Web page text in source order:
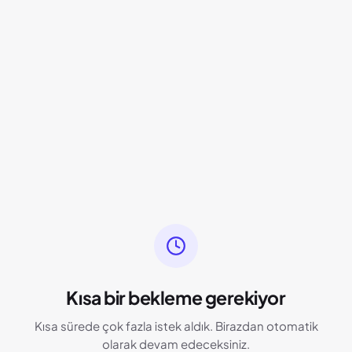
Kısa bir bekleme gerekiyor
Kısa sürede çok fazla istek aldık. Birazdan otomatik
olarak devam edeceksiniz.